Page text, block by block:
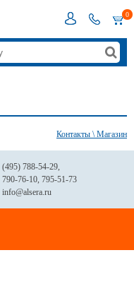
0
Контакты \ Магазин
(495) 788-54-29,
790-76-10, 795-51-73
info@alsera.ru